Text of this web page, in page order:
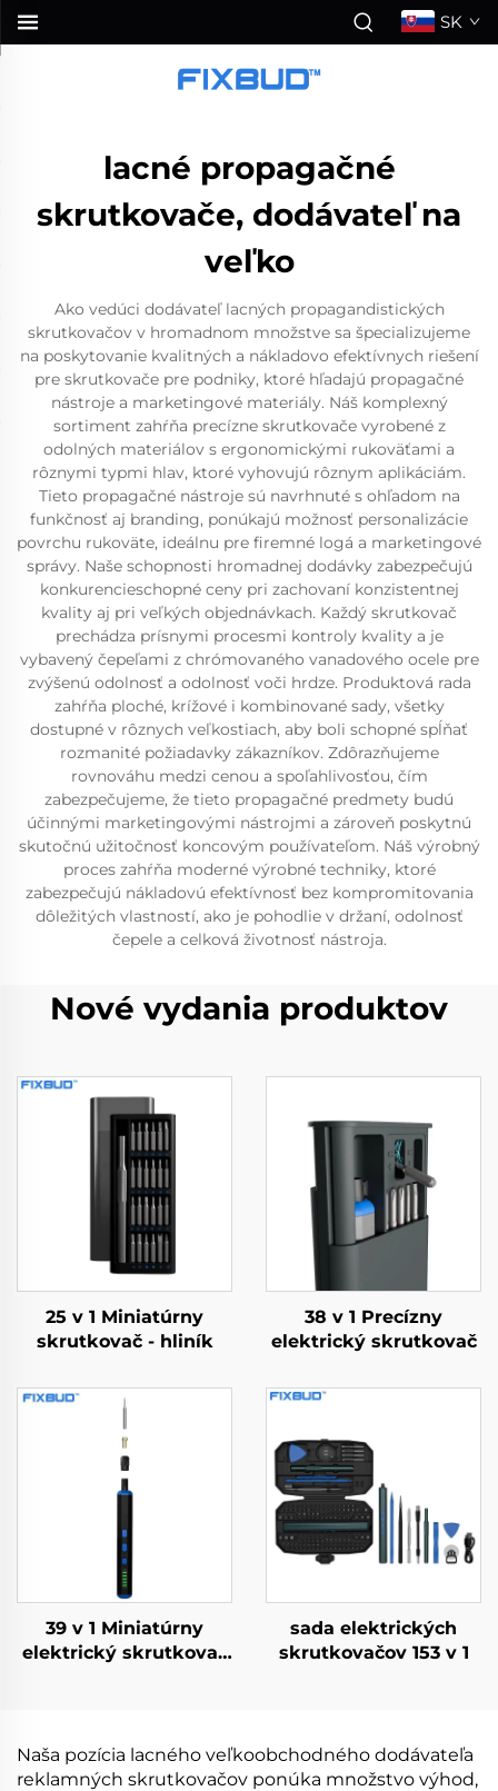
SK
lacné propagačné
skrutkovače, dodávateľ na
veľko
Ako vedúci dodávateľ lacných propagandistických
skrutkovačov v hromadnom množstve sa špecializujeme
na poskytovanie kvalitných a nákladovo efektívnych riešení
pre skrutkovače pre podniky, ktoré hľadajú propagačné
nástroje a marketingové materiály. Náš komplexný
sortiment zahŕňa precízne skrutkovače vyrobené z
odolných materiálov s ergonomickými rukoväťami a
rôznymi typmi hlav, ktoré vyhovujú rôznym aplikáciám.
Tieto propagačné nástroje sú navrhnuté s ohľadom na
funkčnosť aj branding, ponúkajú možnosť personalizácie
povrchu rukoväte, ideálnu pre firemné logá a marketingové
správy. Naše schopnosti hromadnej dodávky zabezpečujú
konkurencieschopné ceny pri zachovaní konzistentnej
kvality aj pri veľkých objednávkach. Každý skrutkovač
prechádza prísnymi procesmi kontroly kvality a je
vybavený čepeľami z chrómovaného vanadového ocele pre
zvýšenú odolnosť a odolnosť voči hrdze. Produktová rada
zahŕňa ploché, krížové i kombinované sady, všetky
dostupné v rôznych veľkostiach, aby boli schopné spĺňať
rozmanité požiadavky zákazníkov. Zdôrazňujeme
rovnováhu medzi cenou a spoľahlivosťou, čím
zabezpečujeme, že tieto propagačné predmety budú
účinnými marketingovými nástrojmi a zároveň poskytnú
skutočnú užitočnosť koncovým používateľom. Náš výrobný
proces zahŕňa moderné výrobné techniky, ktoré
zabezpečujú nákladovú efektívnosť bez kompromitovania
dôležitých vlastností, ako je pohodlie v držaní, odolnosť
čepele a celková životnosť nástroja.
Nové vydania produktov
25 v 1 Miniatúrny
skrutkovač - hliník
38 v 1 Precízny
elektrický skrutkovač
39 v 1 Miniatúrny
elektrický skrutkovač
sada elektrických
skrutkovačov 153 v 1
Naša pozícia lacného veľkoobchodného dodávateľa
reklamných skrutkovačov ponúka množstvo výhod,